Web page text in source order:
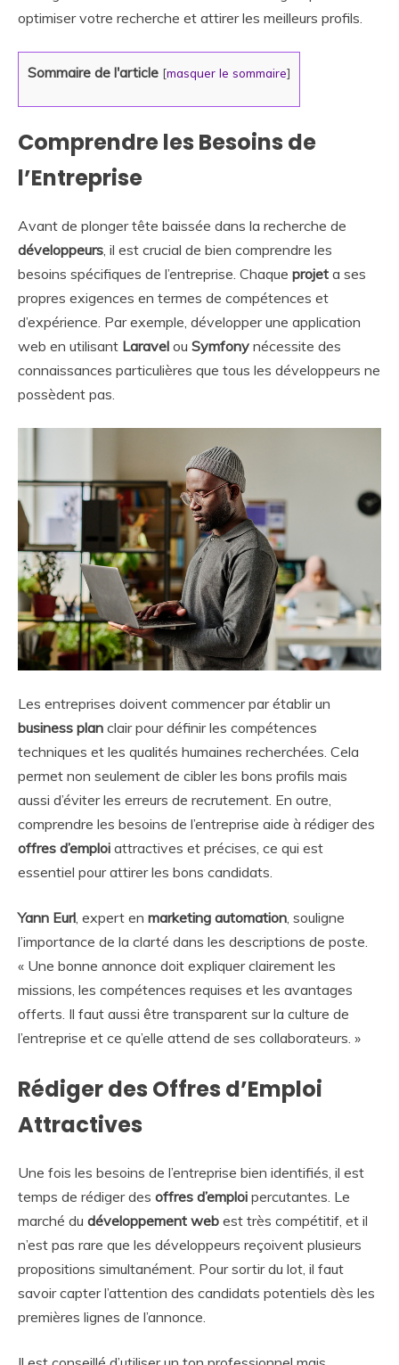
optimiser votre recherche et attirer les meilleurs profils.
Sommaire de l'article [masquer le sommaire]
Comprendre les Besoins de
l’Entreprise
Avant de plonger tête baissée dans la recherche de
développeurs , il est crucial de bien comprendre les
besoins spécifiques de l’entreprise. Chaque projet a ses
propres exigences en termes de compétences et
d’expérience. Par exemple, développer une application
web en utilisant Laravel ou Symfony nécessite des
connaissances particulières que tous les développeurs ne
possèdent pas.
Les entreprises doivent commencer par établir un
business plan clair pour définir les compétences
techniques et les qualités humaines recherchées. Cela
permet non seulement de cibler les bons profils mais
aussi d’éviter les erreurs de recrutement. En outre,
comprendre les besoins de l’entreprise aide à rédiger des
offres d’emploi attractives et précises, ce qui est
essentiel pour attirer les bons candidats.
Yann Eurl , expert en marketing automation , souligne
l’importance de la clarté dans les descriptions de poste.
« Une bonne annonce doit expliquer clairement les
missions, les compétences requises et les avantages
offerts. Il faut aussi être transparent sur la culture de
l’entreprise et ce qu’elle attend de ses collaborateurs. »
Rédiger des Offres d’Emploi
Attractives
Une fois les besoins de l’entreprise bien identifiés, il est
temps de rédiger des offres d’emploi percutantes. Le
marché du développement web est très compétitif, et il
n’est pas rare que les développeurs reçoivent plusieurs
propositions simultanément. Pour sortir du lot, il faut
savoir capter l’attention des candidats potentiels dès les
premières lignes de l’annonce.